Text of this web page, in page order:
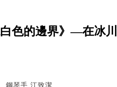
色的邊界》—在冰
鋼琴手 江致潔